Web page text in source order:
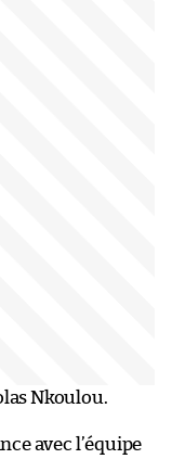
Nkoulou.
avec l’équipe